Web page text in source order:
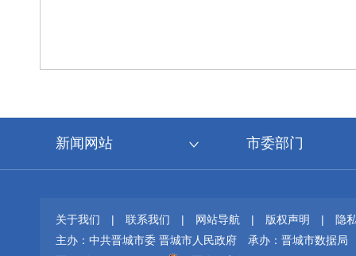
新闻网站 市委部门
关于我们 | 联系我们 | 网站导航 | 版权声明 |
隐
主办：中共晋城市委 晋城市人民政府
承办：晋城市数据局